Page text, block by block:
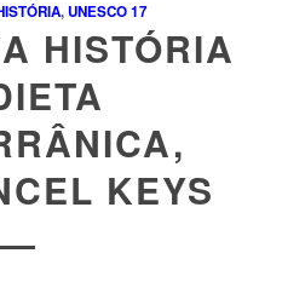
,UNESCO 17
HISTÓRIA
KEYS